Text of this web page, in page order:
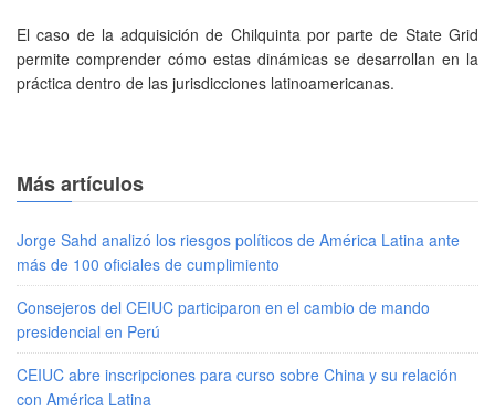
El caso de la adquisición de Chilquinta por parte de State Grid
permite comprender cómo estas dinámicas se desarrollan en la
práctica dentro de las jurisdicciones latinoamericanas.
Más artículos
Jorge Sahd analizó los riesgos políticos de América Latina ante
más de 100 oficiales de cumplimiento
Consejeros del CEIUC participaron en el cambio de mando
presidencial en Perú
CEIUC abre inscripciones para curso sobre China y su relación
con América Latina